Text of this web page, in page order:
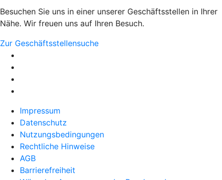
Besuchen Sie uns in einer unserer Geschäftsstellen in Ihrer
Nähe. Wir freuen uns auf Ihren Besuch.
Zur Geschäftsstellensuche
Impressum
Datenschutz
Nutzungsbedingungen
Rechtliche Hinweise
AGB
Barrierefreiheit